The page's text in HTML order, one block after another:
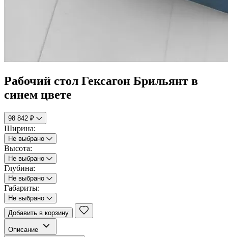
Рабочий стол Гексагон Брильянт в
синем цвете
98 842 ₽
Ширина:
Не выбрано
Высота:
Не выбрано
Глубина:
Не выбрано
Габариты:
Не выбрано
Добавить в корзину
Описание